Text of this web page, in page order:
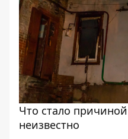
Что стало
неизвестно